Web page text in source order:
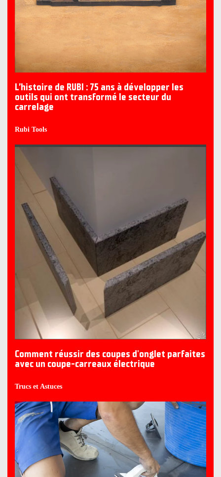
L’histoire de RUBI : 75 ans à développer les
outils qui ont transformé le secteur du
carrelage
Rubi Tools
Comment réussir des coupes d'onglet parfaites
avec un coupe-carreaux électrique
Trucs et Astuces